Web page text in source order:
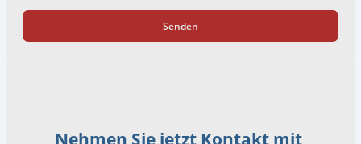
Senden
Nehmen Sie jetzt Kontakt mit